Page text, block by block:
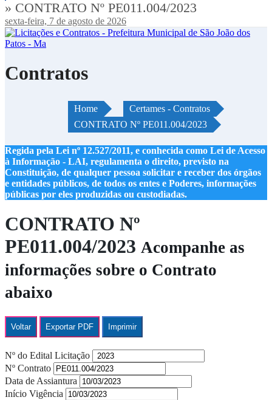
» CONTRATO Nº PE011.004/2023
sexta-feira, 7 de agosto de 2026
Contratos
Home
Certames - Contratos
CONTRATO Nº PE011.004/2023
Regida pela Lei nº 12.527/2011, e conhecida como Lei de Acesso
à Informação - LAI, regulamenta o direito, previsto na
Constituição, de qualquer pessoa solicitar e receber dos órgãos
e entidades públicos, de todos os entes e Poderes, informações
públicas por eles produzidas ou custodiadas.
CONTRATO Nº
PE011.004/2023 Acompanhe as
informações sobre o Contrato
abaixo
Voltar Exportar PDF Imprimir
Nº do Edital Licitação
Nº Contrato
Data de Assiantura
Início Vigência